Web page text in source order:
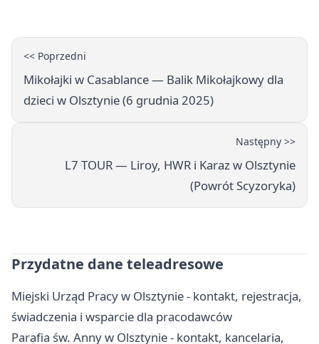
<< Poprzedni
Mikołajki w Casablance — Balik Mikołajkowy dla
dzieci w Olsztynie (6 grudnia 2025)
Następny >>
L7 TOUR — Liroy, HWR i Karaz w Olsztynie
(Powrót Scyzoryka)
Przydatne dane teleadresowe
Miejski Urząd Pracy w Olsztynie - kontakt, rejestracja,
świadczenia i wsparcie dla pracodawców
Parafia św. Anny w Olsztynie - kontakt, kancelaria,